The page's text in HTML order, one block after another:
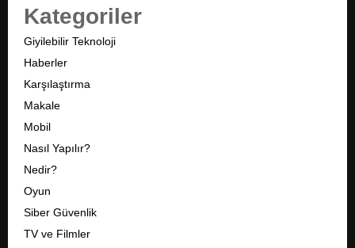
Kategoriler
Giyilebilir Teknoloji
Haberler
Karşılaştırma
Makale
Mobil
Nasıl Yapılır?
Nedir?
Oyun
Siber Güvenlik
TV ve Filmler